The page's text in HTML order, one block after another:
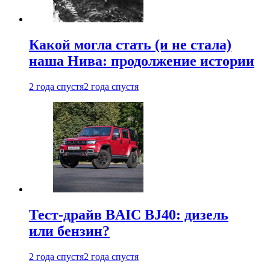
Какой могла стать (и не стала)
наша Нива: продолжение истории
2 года спустя2 года спустя
Тест-драйв BAIC BJ40: дизель
или бензин?
2 года спустя2 года спустя